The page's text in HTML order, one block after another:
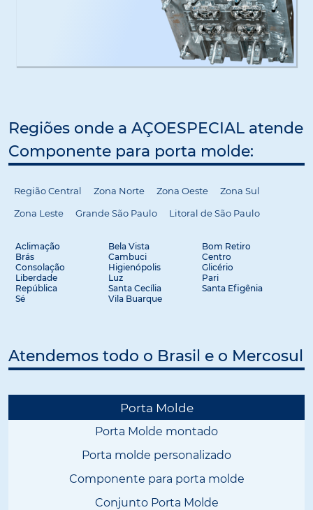
Regiões onde a AÇOESPECIAL atende
Componente para porta molde:
Região Central Zona Norte Zona Oeste
Zona Sul
Zona Leste
Grande São Paulo Litoral de São Paulo
Aclimação Bela Vista
Bom Retiro
Brás
Cambuci
Centro
Consolação
Higienópolis
Glicério
Liberdade
Luz
Pari
República
Santa Cecília
Santa Efigênia
Sé
Vila Buarque
Atendemos todo o Brasil e o Mercosul
Porta Molde
Porta Molde montado
Porta molde personalizado
Componente para porta molde
Conjunto Porta Molde